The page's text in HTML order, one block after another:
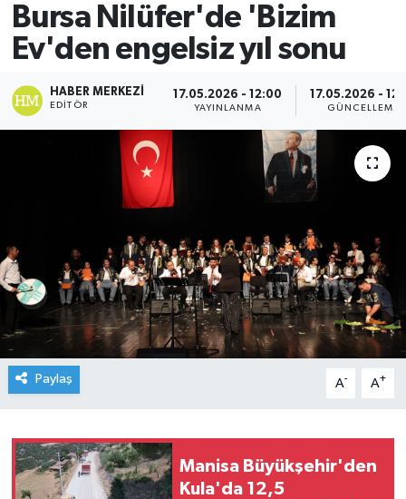
Bursa Nilüfer'de 'Bizim
Ev'den engelsiz yıl sonu
HABER MERKEZI
EDITÖR
17.05.2026 - 12:00
YAYINLANMA
17.05.2026 -
GÜNCELLEME
Paylaş A- A+
Manisa Büyükşehir'den
Kula'da 12,5